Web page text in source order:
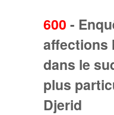
600 -
affections
dans le
plus
Djerid